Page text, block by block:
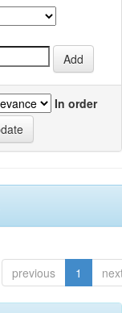
In order
previous 1